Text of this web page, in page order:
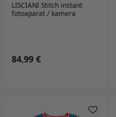
LISCIANI Stitch instant
fotoaparat / kamera
84,99 €